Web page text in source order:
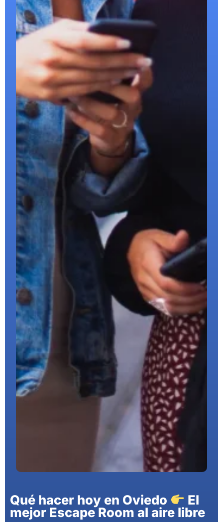
Qué hacer hoy en Oviedo
El
mejor Escape Room al aire libre